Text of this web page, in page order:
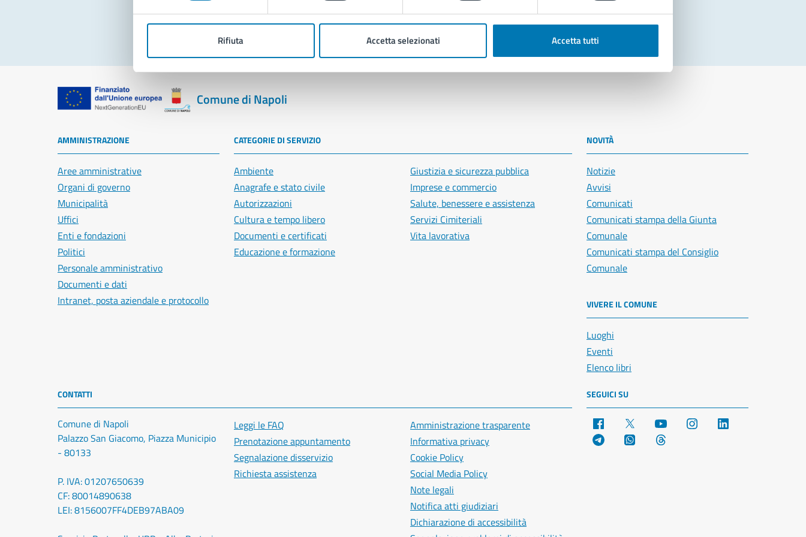
Rifiuta Accetta selezionati Accetta tutti
Segnala disservizio
Comune di Napoli
AMMINISTRAZIONE
Aree amministrative
Organi di governo
Municipalità
Uffici
Enti e fondazioni
Politici
Personale amministrativo
Documenti e dati
Intranet, posta aziendale e protocollo
CATEGORIE DI SERVIZIO
Ambiente
Anagrafe e stato civile
Autorizzazioni
Cultura e tempo libero
Documenti e certificati
Educazione e formazione
Giustizia e sicurezza pubblica
Imprese e commercio
Salute, benessere e assistenza
Servizi Cimiteriali
Vita lavorativa
NOVITÀ
Notizie
Avvisi
Comunicati
Comunicati stampa della Giunta
Comunale
Comunicati stampa del Consiglio
Comunale
VIVERE IL COMUNE
Luoghi
Eventi
Elenco libri
CONTATTI
Comune di Napoli
Palazzo San Giacomo, Piazza Municipio
- 80133
P. IVA: 01207650639
CF: 80014890638
LEI: 8156007FF4DEB97ABA09
Leggi le FAQ
Prenotazione appuntamento
Segnalazione disservizio
Richiesta assistenza
Amministrazione trasparente
Informativa privacy
Cookie Policy
Social Media Policy
Note legali
Notifica atti giudiziari
Dichiarazione di accessibilità
SEGUICI SU
Facebook YouTube Instagram
Telegram WhatsApp